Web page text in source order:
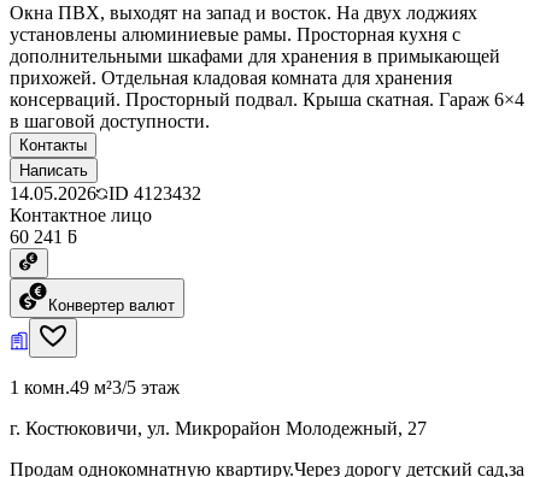
Окна ПВХ, выходят на запад и восток. На двух лоджиях
установлены алюминиевые рамы. Просторная кухня с
дополнительными шкафами для хранения в примыкающей
прихожей. Отдельная кладовая комната для хранения
консерваций. Просторный подвал. Крыша скатная. Гараж 6×4
в шаговой доступности.
Контакты
Написать
14.05.2026 ID 4123432
Контактное лицо
60 241 ƃ
Конвертер валют
1 комн.49 м²3/5 этаж
г. Костюковичи, ул. Микрорайон Молодежный, 27
Продам однокомнатную квартиру.Через дорогу детский сад,за